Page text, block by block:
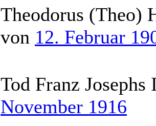
Theodorus (Theo)
von 12. Februar
Tod Franz
November 1916